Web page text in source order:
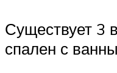
Существует 3
спален с